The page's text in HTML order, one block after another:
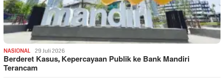
NASIONAL 29 Juli 2026
Berderet Kasus, Kepercayaan Publik ke Bank Mandiri
Terancam